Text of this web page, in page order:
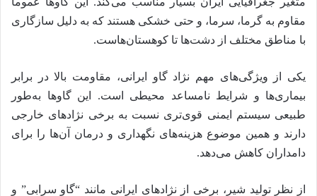
مقاوم به گرما، سرما، و حتی خشکی هستند که به دلیل سازگاری
با مناطق مختلف از دشت‌ها تا کوهستان‌هاست.
یکی از ویژگی‌های مهم نژاد گاو ایرانی، مقاومت بالا در برابر
بیماری‌ها و شرایط نامساعد محیطی است. این گاوها به‌طور
طبیعی سیستم ایمنی قوی‌تری نسبت به برخی نژادهای خارجی
دارند و همین موضوع هزینه‌های نگهداری و درمان آن‌ها را برای
دامداران کاهش می‌دهد.
از نظر تولید شیر، برخی از نژادهای ایرانی مانند “گاو سرابی” و